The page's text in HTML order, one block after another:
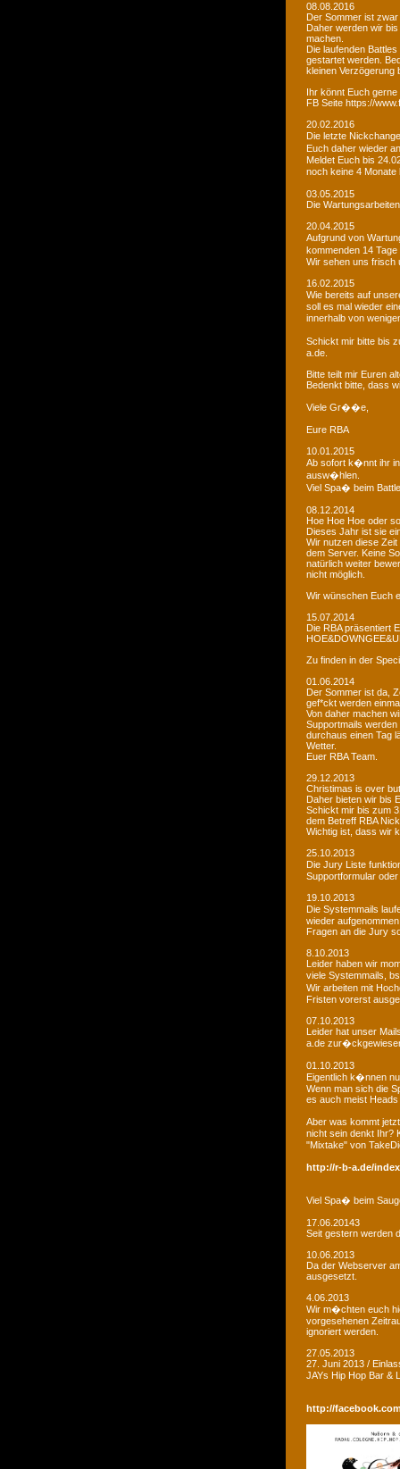
08.08.2016
Der Sommer ist
Daher werden wir
machen.
Die laufenden
gestartet werden.
kleinen Verzögerung
Ihr könnt Euch
FB Seite https://
20.02.2016
Die letzte
Euch daher wieder
Meldet Euch bis
noch keine 4
03.05.2015
Die
20.04.2015
Aufgrund von
kommenden 14
Wir sehen uns frisch
16.02.2015
Wie bereits auf
soll es mal wieder
innerhalb von
Schickt mir bitte bis
a.de.
Bitte teilt mir Euren
Bedenkt bitte, dass
Viele Gr��e,
Eure RBA
10.01.2015
Ab sofort k�nnt ihr
ausw�hlen.
Viel Spa� beim
08.12.2014
Hoe Hoe Hoe oder
Dieses Jahr ist sie
Wir nutzen diese
dem Server. Keine
natürlich weiter
nicht möglich.
Wir wünschen Euch
15.07.2014
Die RBA präsentiert
Zu finden in der
01.06.2014
Der Sommer ist da,
gef*ckt werden
Von daher machen
Supportmails
durchaus einen Tag
Wetter.
Euer RBA Team.
29.12.2013
Christimas is over
Daher bieten wir bis
Schickt mir bis zum
dem Betreff RBA
Wichtig ist, dass wir
25.10.2013
Die Jury Liste
Supportformular
19.10.2013
Die Systemmails
wieder
Fragen an die Jury
8.10.2013
Leider haben wir
viele Systemmails,
Wir arbeiten mit
Fristen vorerst
07.10.2013
Leider hat unser
a.de
01.10.2013
Eigentlich k�nnen
Wenn man sich die
es auch meist
Aber was kommt
nicht sein denkt Ihr?
"Mixtake" von
http://r-b-a.de/
Viel Spa� beim
17.06.20143
Seit gestern werden
10.06.2013
Da der Webserver
ausgesetzt.
4.06.2013
Wir m�chten euch
vorgesehenen
ignoriert werden.
27.05.2013
27. Juni 2013 /
JAYs Hip Hop Bar &
http://